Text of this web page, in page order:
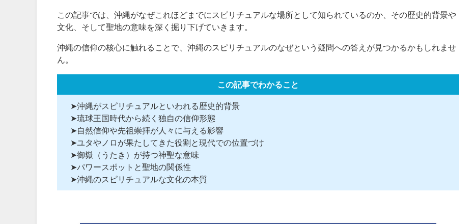
この記事では、沖縄がなぜこれほどまでにスピリチュアルな場所として知られているのか、その歴史的背景や
文化、そして聖地の意味を深く掘り下げていきます。
沖縄の信仰の核心に触れることで、沖縄のスピリチュアルのなぜという疑問への答えが見つかるかもしれませ
ん。
この記事でわかること
➤沖縄がスピリチュアルといわれる歴史的背景
➤琉球王国時代から続く独自の信仰形態
➤自然信仰や先祖崇拝が人々に与える影響
➤ユタやノロが果たしてきた役割と現代での位置づけ
➤御嶽（うたき）が持つ神聖な意味
➤パワースポットと聖地の関係性
➤沖縄のスピリチュアルな文化の本質